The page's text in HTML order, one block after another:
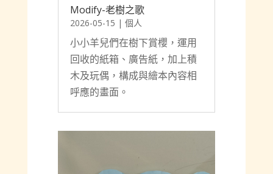
Modify-老樹之歌
2026-05-15 | 個人
小小羊兒們在樹下賞櫻，運用
回收的紙箱、廣告紙，加上積
木及玩偶，構成與繪本內容相
呼應的畫面。